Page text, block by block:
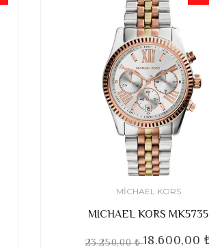
MICHAEL KORS
MICHAEL KORS MK5735
23.250,00 ₺18.600,00